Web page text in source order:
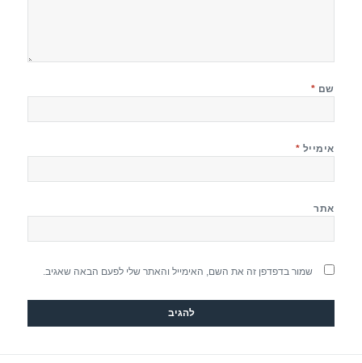
שם *
אימייל *
אתר
שמור בדפדפן זה את השם, האימייל והאתר שלי לפעם הבאה שאגיב.